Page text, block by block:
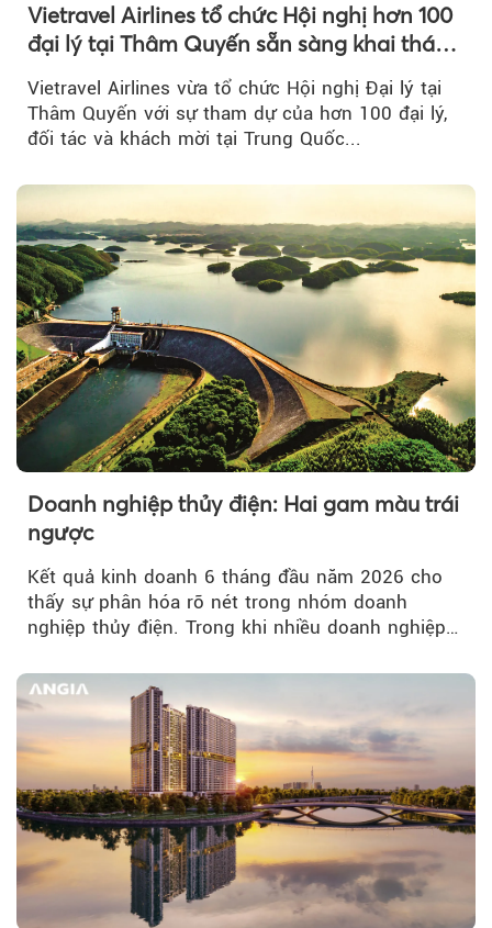
Vietravel Airlines tổ chức Hội nghị hơn 100
đại lý tại Thâm Quyến sẵn sàng khai thác
đường bay thẳng TP.HCM - Thâm Quyến
Vietravel Airlines vừa tổ chức Hội nghị Đại lý tại
Thâm Quyến với sự tham dự của hơn 100 đại lý,
đối tác và khách mời tại Trung Quốc...
Doanh nghiệp thủy điện: Hai gam màu trái
ngược
Kết quả kinh doanh 6 tháng đầu năm 2026 cho
thấy sự phân hóa rõ nét trong nhóm doanh
nghiệp thủy điện. Trong khi nhiều doanh nghiệp